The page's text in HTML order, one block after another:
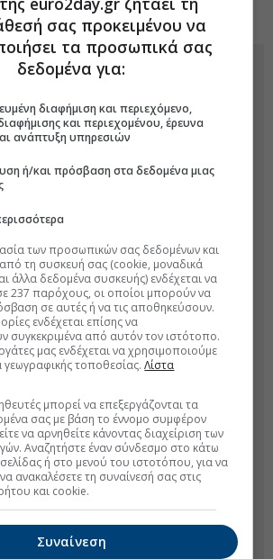
σας προκειμένου να
τα προσωπικά σας
δεδομένα για:
διαφήμιση και περιεχόμενο,
και περιεχομένου, έρευνα
ανάπτυξη υπηρεσιών
ή/και πρόσβαση στα δεδομένα μιας
των προσωπικών σας δεδομένων και
τη συσκευή σας (cookie, μοναδικά
άλλα δεδομένα συσκευής) ενδέχεται να
237 παρόχους, οι οποίοι μπορούν να
σε αυτές ή να τις αποθηκεύσουν.
ενδέχεται επίσης να
συγκεκριμένα από αυτόν τον ιστότοπο.
μας ενδέχεται να χρησιμοποιούμε
γεωγραφικής τοποθεσίας.Λίστα
μπορεί να επεξεργάζονται τα
σας με βάση το έννομο συμφέρον
να αρνηθείτε κάνοντας διαχείριση των
Αναζητήστε έναν σύνδεσμο στο κάτω
ή στο μενού του ιστοτόπου, για να
να ανακαλέσετε τη συναίνεσή σας στις
και cookie.
Συναίνεση